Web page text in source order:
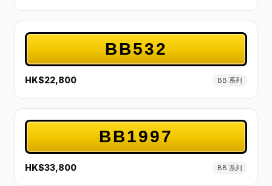
BB532
HK$22,800 BB 系列
BB1997
HK$33,800 BB 系列